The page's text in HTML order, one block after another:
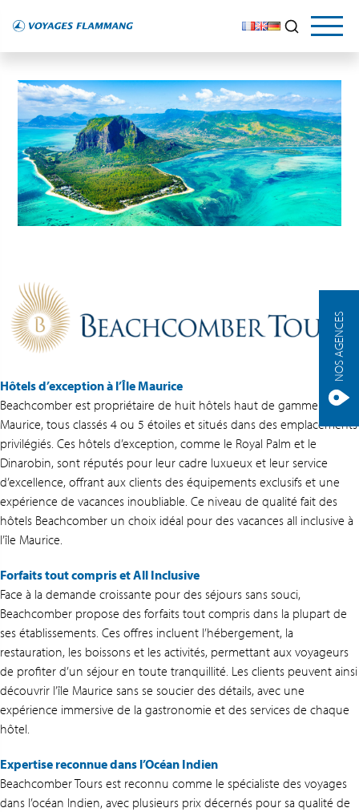
NOS AGENCES
Hôtels d’exception à l’Île Maurice
Beachcomber est propriétaire de huit hôtels haut de gamme à l’île
Maurice, tous classés 4 ou 5 étoiles et situés dans des emplacements
privilégiés. Ces hôtels d’exception, comme le Royal Palm et le
Dinarobin, sont réputés pour leur cadre luxueux et leur service
d’excellence, offrant aux clients des équipements exclusifs et une
expérience de vacances inoubliable. Ce niveau de qualité fait des
hôtels Beachcomber un choix idéal pour des vacances all inclusive à
l’île Maurice.
Forfaits tout compris et All Inclusive
Face à la demande croissante pour des séjours sans souci,
Beachcomber propose des forfaits tout compris dans la plupart de
ses établissements. Ces offres incluent l’hébergement, la
restauration, les boissons et les activités, permettant aux voyageurs
de profiter d’un séjour en toute tranquillité. Les clients peuvent ainsi
découvrir l’île Maurice sans se soucier des détails, avec une
expérience immersive de la gastronomie et des services de chaque
hôtel.
Expertise reconnue dans l’Océan Indien
Beachcomber Tours est reconnu comme le spécialiste des voyages
dans l’océan Indien, avec plusieurs prix décernés pour sa qualité de